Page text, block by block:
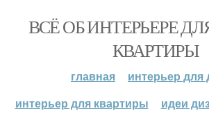
ВСЁ ОБ ИНТЕРЬЕРЕ
КВАРТИРЫ
главная
интерьер для
интерьер для квартиры
идеи